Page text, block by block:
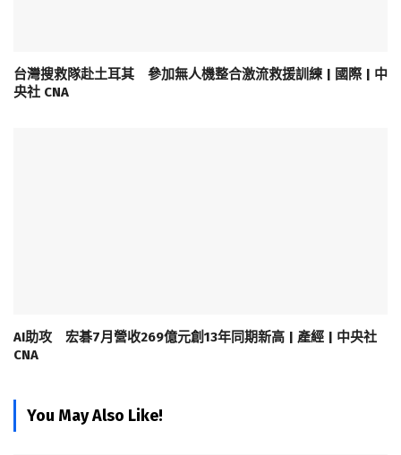
台灣搜救隊赴土耳其 參加無人機整合激流救援訓練 | 國際 | 中
央社 CNA
AI助攻 宏碁7月營收269億元創13年同期新高 | 產經 | 中央社
CNA
You May Also Like!